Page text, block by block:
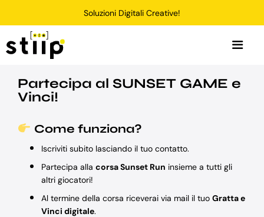
contenuto
Soluzioni Digitali Creative!
Toggle
Home
Chi Siamo
Partecipa al SUNSET GAME e
Vinci!
Come funziona?
Iscriviti subito lasciando il tuo contatto.
Partecipa alla corsa Sunset Run insieme a tutti gli
altri giocatori!
Al termine della corsa riceverai via mail il tuo Gratta e
Vinci digitale.